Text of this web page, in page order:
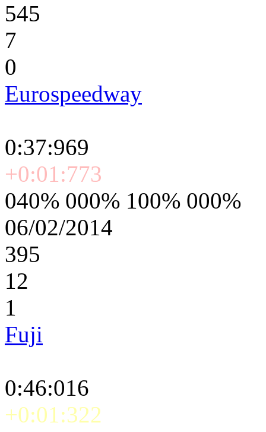
545
7
0
Eurospeedway
0:37:969
+0:01:773
040% 000% 100% 000%
06/02/2014
395
12
1
Fuji
0:46:016
+0:01:322